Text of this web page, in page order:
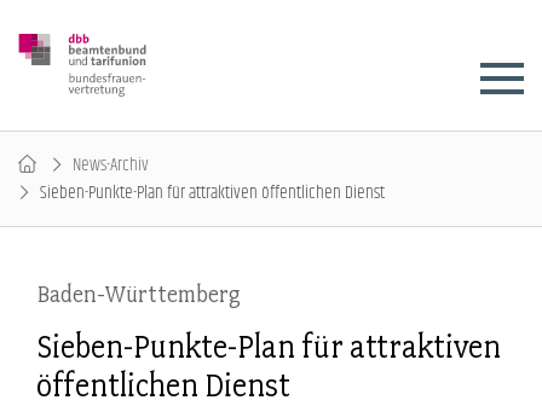
News-Archiv
Sieben-Punkte-Plan für attraktiven öffentlichen Dienst
Baden-Württemberg
Sieben-Punkte-Plan für attraktiven
öffentlichen Dienst